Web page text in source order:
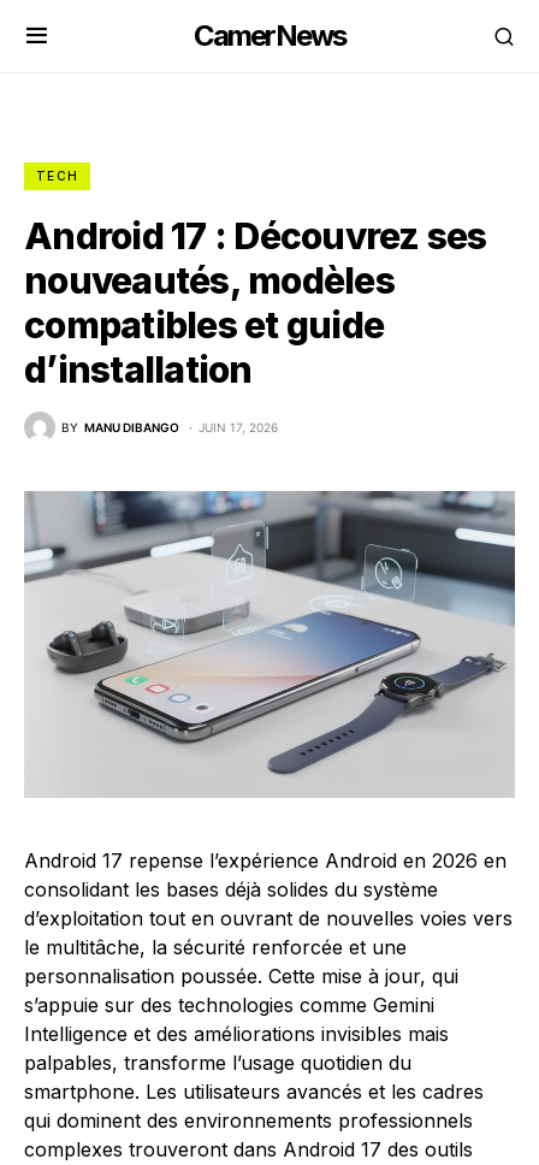
CamerNews
TECH
Android 17 : Découvrez ses
nouveautés, modèles
compatibles et guide
d’installation
BY MANU DIBANGO JUIN 17, 2026
Android 17 repense l’expérience Android en 2026 en
consolidant les bases déjà solides du système
d’exploitation tout en ouvrant de nouvelles voies vers
le multitâche, la sécurité renforcée et une
personnalisation poussée. Cette mise à jour, qui
s’appuie sur des technologies comme Gemini
Intelligence et des améliorations invisibles mais
palpables, transforme l’usage quotidien du
smartphone. Les utilisateurs avancés et les cadres
qui dominent des environnements professionnels
complexes trouveront dans Android 17 des outils